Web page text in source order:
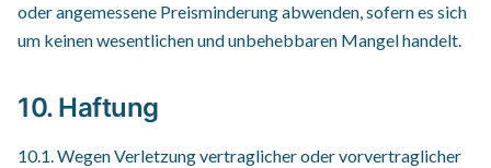
oder angemessene Preisminderung abwenden, sofern es sich
um keinen wesentlichen und unbeheb­baren Mangel handelt.
10. Haftung
10.1. Wegen Verletzung vertraglicher oder vorvertraglicher